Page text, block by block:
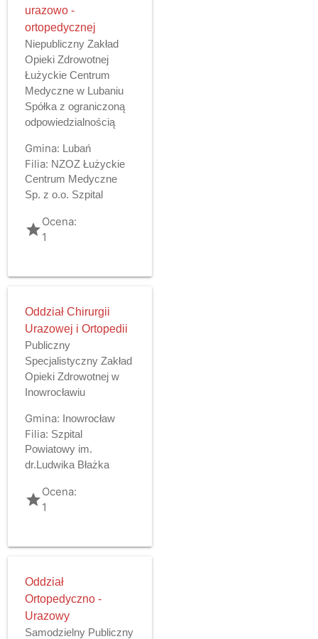
urazowo -
ortopedycznej
Niepubliczny Zakład
Opieki Zdrowotnej
Łużyckie Centrum
Medyczne w Lubaniu
Spółka z ograniczoną
odpowiedzialnością
Gmina: Lubań
Filia: NZOZ Łużyckie
Centrum Medyczne
Sp. z o.o. Szpital
gradeOcena:
1
Oddział Chirurgii
Urazowej i Ortopedii
Publiczny
Specjalistyczny Zakład
Opieki Zdrowotnej w
Inowrocławiu
Gmina: Inowrocław
Filia: Szpital
Powiatowy im.
dr.Ludwika Błażka
gradeOcena:
1
Oddział
Ortopedyczno -
Urazowy
Samodzielny Publiczny